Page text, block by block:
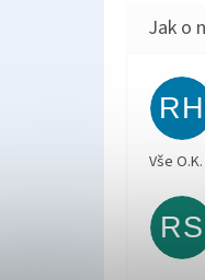
RH
Vše O.K.
RS